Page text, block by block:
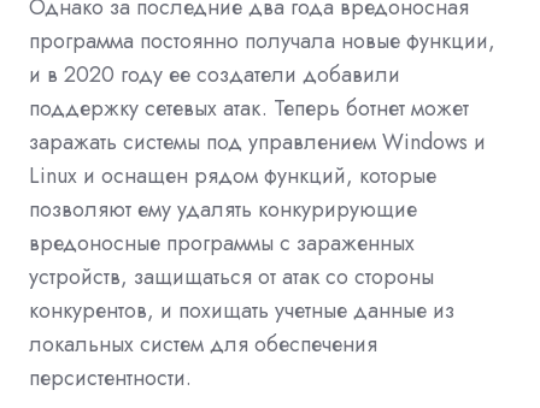
Однако за последние два года вредоносная
программа постоянно получала новые функции,
и в 2020 году ее создатели добавили
поддержку сетевых атак. Теперь ботнет может
заражать системы под управлением Windows и
Linux и оснащен рядом функций, которые
позволяют ему удалять конкурирующие
вредоносные программы с зараженных
устройств, защищаться от атак со стороны
конкурентов, и похищать учетные данные из
локальных систем для обеспечения
персистентности.